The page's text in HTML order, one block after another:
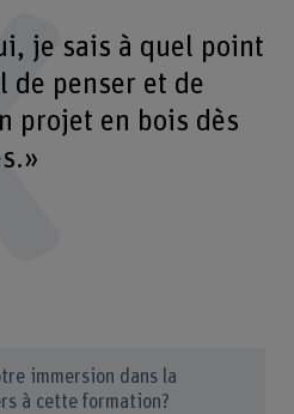
je sais à quel point
de penser et de
projet en bois dès
immersion dans la
à cette formation?